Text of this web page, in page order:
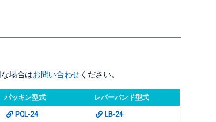
場合はお問い合わせ ください。
パッキン型式 レバーバンド型式
PQL-24 LB-24